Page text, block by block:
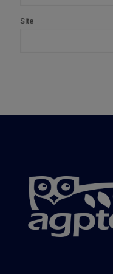
Site